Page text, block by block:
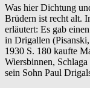
Was hier Dichtung
Brüdern ist recht alt.
erläutert: Es gab
in Drigallen
1930 S. 180 kaufte
Wiersbinnen,
sein Sohn Paul